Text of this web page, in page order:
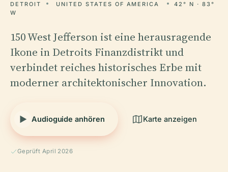
DETROIT UNITED STATES OF AMERICA
42° N · 83°
W
150 West Jefferson ist eine herausragende
Ikone in Detroits Finanzdistrikt und
verbindet reiches historisches Erbe mit
moderner architektonischer Innovation.
Audioguide anhören Karte anzeigen
Geprüft April 2026